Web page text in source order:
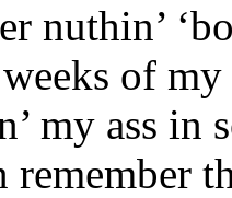
nuthin’
of
my ass in
remember